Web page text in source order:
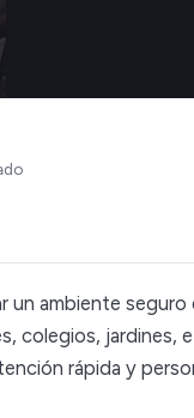
un ambiente
colegios, jardines,
rápida y